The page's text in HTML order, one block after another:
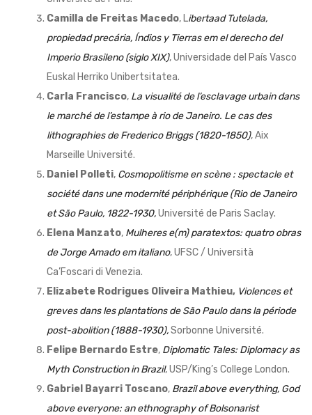
Camilla de Freitas Macedo, Libertaad Tutelada,
propiedad precária, Índios y Tierras em el derecho del
Imperio Brasileno (siglo XIX), Universidade del País Vasco
Euskal Herriko Unibertsitatea.
Carla Francisco, La visualité de l’esclavage urbain dans
le marché de l’estampe à rio de Janeiro. Le cas des
lithographies de Frederico Briggs (1820-1850), Aix
Marseille Université.
Daniel Polleti, Cosmopolitisme en scène : spectacle et
société dans une modernité périphérique (Rio de Janeiro
et São Paulo, 1822-1930,Université de Paris Saclay.
Elena Manzato, Mulheres e(m) paratextos: quatro obras
de Jorge Amado em italiano, UFSC / Università
Ca’Foscari di Venezia.
Elizabete Rodrigues Oliveira Mathieu, Violences et
greves dans les plantations de São Paulo dans la période
post-abolition (1888-1930),Sorbonne Université.
Felipe Bernardo Estre, Diplomatic Tales: Diplomacy as
Myth Construction in Brazil, USP/King’s College London.
Gabriel Bayarri Toscano, Brazil above everything, God
above everyone: an ethnography of Bolsonarist